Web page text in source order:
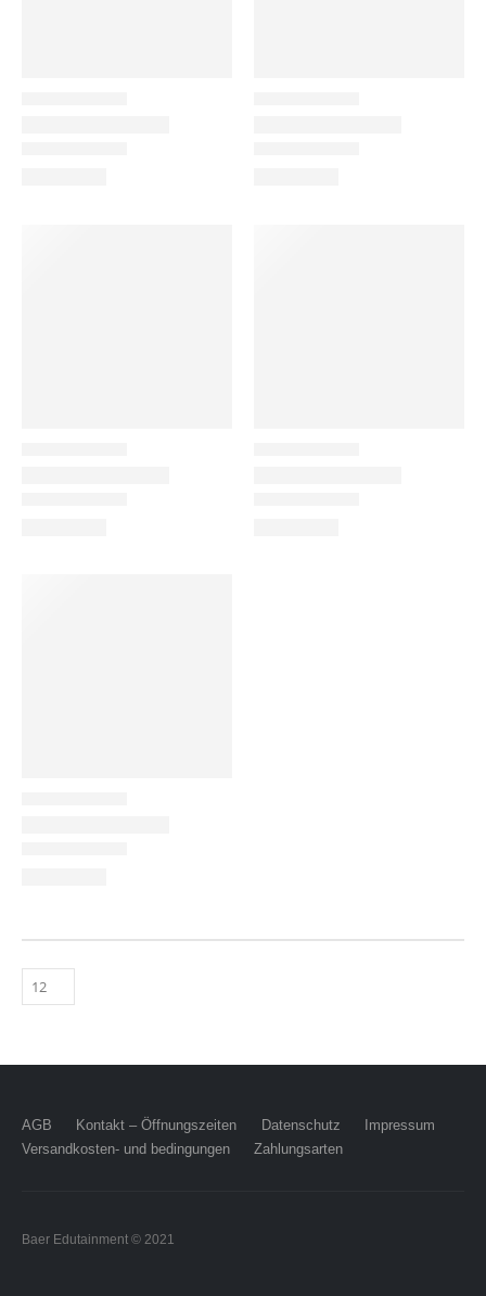
AGB Kontakt – Öffnungszeiten Datenschutz
Impressum
Versandkosten- und bedingungen
Zahlungsarten
Baer Edutainment © 2021